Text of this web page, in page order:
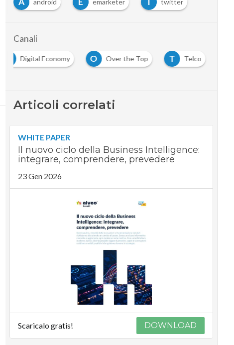
android emarketer twitter
Canali
Digital Economy O Over the Top T Telco
Articoli correlati
WHITE PAPER
Il nuovo ciclo della Business Intelligence:
integrare, comprendere, prevedere
23 Gen 2026
Scaricalo gratis! DOWNLOAD